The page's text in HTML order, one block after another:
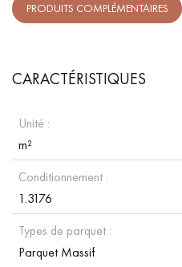
PRODUITS COMPLÉMENTAIRES
CARACTÉRISTIQUES
Unité :
m²
Conditionnement :
1.3176
Types de parquet :
Parquet Massif